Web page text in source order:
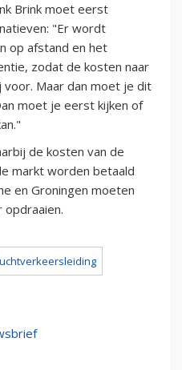
Brink moet eerst
"Er wordt
op afstand en het
zodat de kosten naar
voor. Maar dan moet je dit
moet je eerst kijken of
de kosten van de
markt worden betaald
en Groningen moeten
opdraaien.